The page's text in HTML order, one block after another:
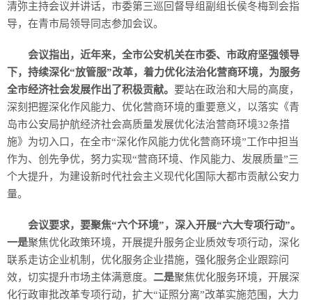
清弥主持会议并讲话，市委第三巡回督导组副组长侯冬梅到会指
导，在青市局领导同志参加会议。
会议指出，近年来，全市公安机关在市委、市政府坚强领导
下，持续深化“放管服”改革，着力优化法治化营商环境，为服务
全市经济社会发展作出了积极贡献。 要站在政治和大局的高度，
深刻把握深化作风能力、优化营商环境的重要意义，以落实《青
岛市公安局护航经济社会高质量发展优化法治营商环境32条措
施》为切入口，在全市“深化作风能力优化营商环境”工作中担当
作为、创先争优，努力实现“营商环境、作风能力、发展质量”三
个大提升，为建设新时代社会主义现代化国际大都市贡献公安力
量。
会议要求，要聚焦“六个环境”，深入开展“六大专项行动”。
一是聚焦优化政策环境，开展提升服务企业质效专项行动，深化
联系走访企业机制，优化服务企业措施，强化服务企业跟踪问
效，切实提升市场主体满意度。 二是聚焦优化服务环境，开展深
化行政审批改革专项行动，扩大“证照分离”改革实施范围，大力